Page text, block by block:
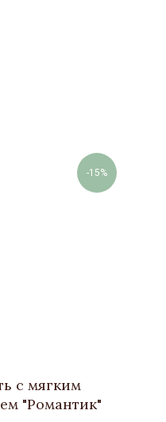
-15%
с мягким
"Романтик"